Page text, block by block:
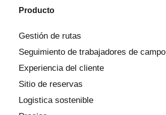
Producto
Gestión de rutas
Seguimiento de trabajadores de campo
Experiencia del cliente
Sitio de reservas
Logistica sostenible